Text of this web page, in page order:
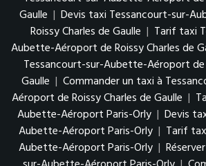
Gaulle | Devis taxi Tessancourt-sur-
Roissy Charles de Gaulle | Tarif taxi
Aubette-Aéroport de Roissy Charles de
Tessancourt-sur-Aubette-Aéroport de
Gaulle | Commander un taxi à
Aéroport de Roissy Charles de Gaulle |
Aubette-Aéroport Paris-Orly | Devis
Aubette-Aéroport Paris-Orly | Tarif
Aubette-Aéroport Paris-Orly |